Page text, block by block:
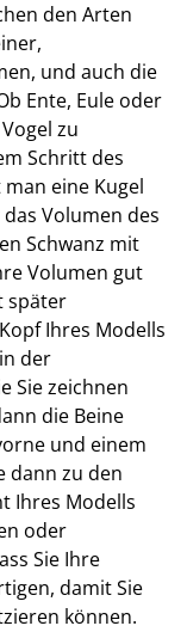
den Arten
und auch die
Ente, Eule oder
zu
Schritt des
eine Kugel
Volumen des
Schwanz mit
Volumen gut
später
Ihres Modells
der
Sie zeichnen
die Beine
und einem
dann zu den
Ihres Modells
oder
Sie Ihre
damit Sie
können.